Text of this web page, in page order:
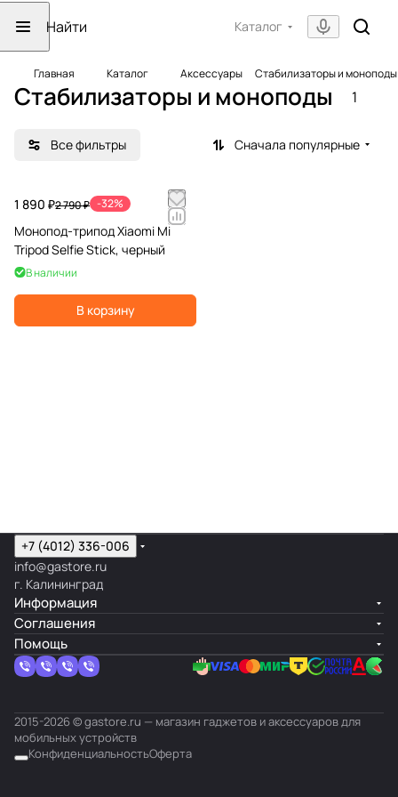
Каталог
Главная Каталог Аксессуары Стабилизаторы и моноподы
Стабилизаторы и моноподы 1
Все фильтры Сначала популярные
1 890 ₽2 790 ₽ -32%
Монопод-трипод Xiaomi Mi
Tripod Selfie Stick, черный
В наличии
В корзину
+7 (4012) 336-006
info@gastore.ru
г. Калининград
Информация
Соглашения
Помощь
2015-2026 © gastore.ru — магазин гаджетов и аксессуаров для
мобильных устройств
КонфиденциальностьОферта